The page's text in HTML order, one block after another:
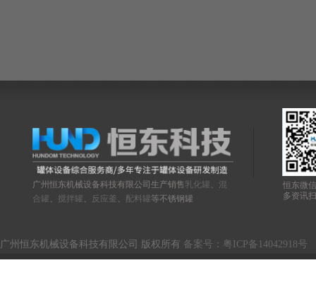
广州恒东机械设备科技有限公司生产销售 乳化罐
混
合罐
搅拌罐 反应釜 配料罐等不锈钢罐
恒东微
多资讯
广州恒东机械设备科技有限公司 版权所有 备案号：粤ICP备14042918号